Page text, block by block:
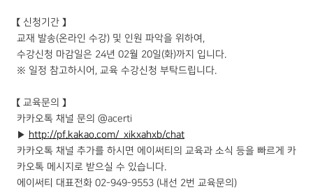
【 신청기간 】
교재 발송(온라인 수강) 및 인원 파악을 위하여,
수강신청 마감일은 24년 02월 20일(화)까지 입니다.
※ 일정 참고하시어, 교육 수강신청 부탁드립니다.
【 교육문의 】
카카오톡 채널 문의 @acerti
▶ http://pf.kakao.com/_xikxahxb/chat
카카오톡 채널 추가를 하시면 에이써티의 교육과 소식 등을 빠르게 카
카오톡 메시지로 받으실 수 있습니다.
에이써티 대표전화 02-949-9553 (내선 2번 교육문의)